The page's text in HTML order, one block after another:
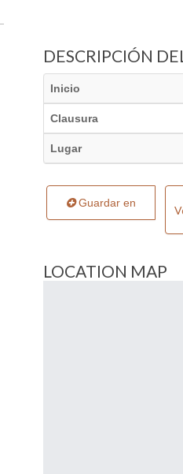
DESCRIPCIÓN
Inicio
Clausura
Lugar
Guardar en
LOCATION MAP